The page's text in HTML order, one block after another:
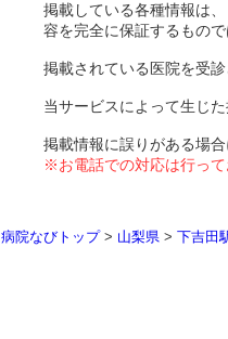
掲載している各種情報は
容を完全に保証するもので
掲載されている医院を受
当サービスによって生じ
掲載情報に誤りがある場
※お電話での対応は行っ
病院なびトップ> 山梨県 > 下吉田